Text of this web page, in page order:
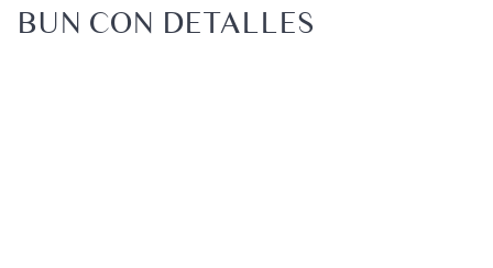
BUN CON DETALLES